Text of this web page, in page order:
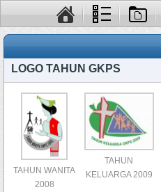
LOGO TAHUN GKPS
TAHUN WANITA
2008
TAHUN
KELUARGA 2009